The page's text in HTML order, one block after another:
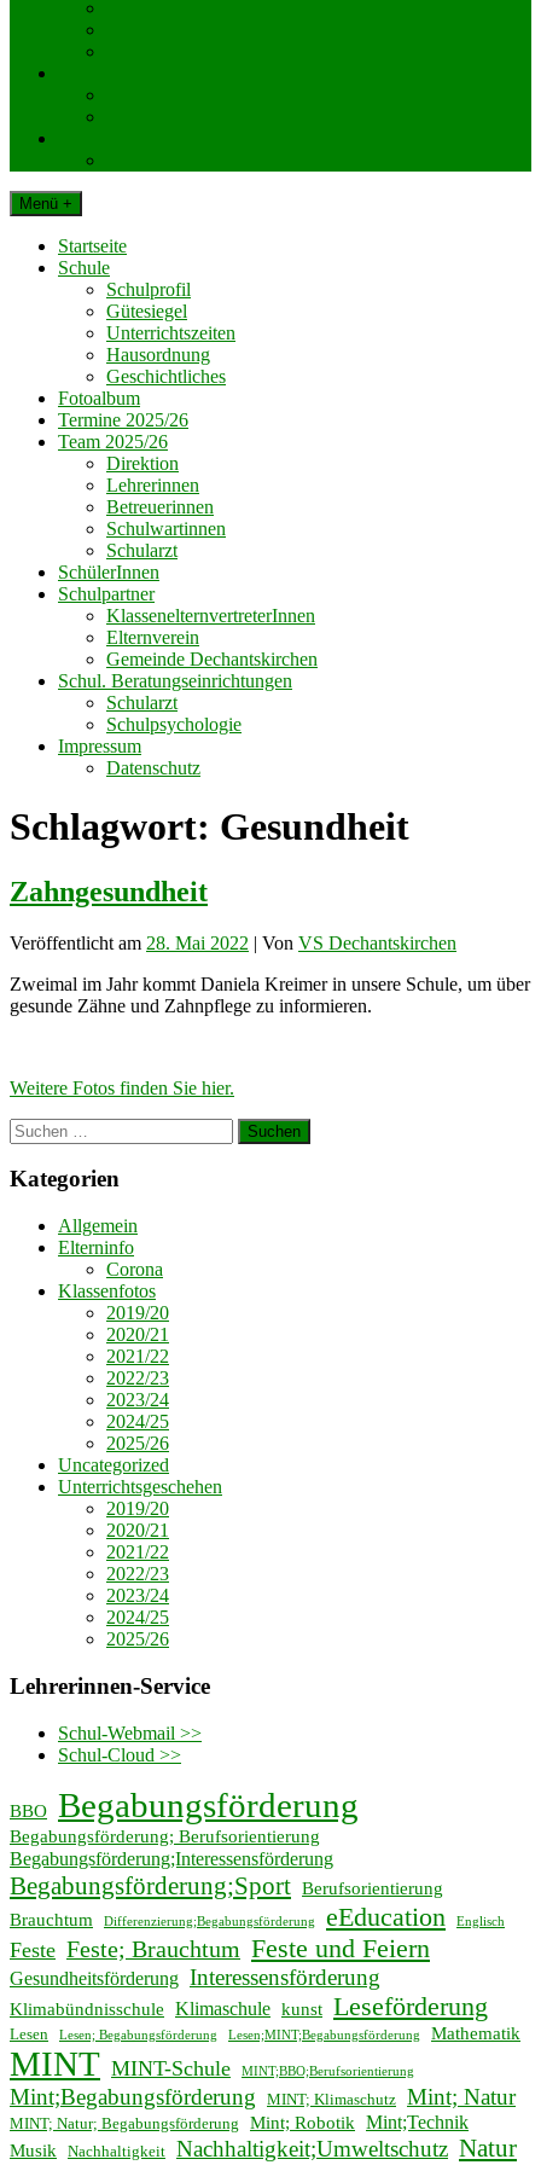
Menü +
Startseite
Schule
Schulprofil
Gütesiegel
Unterrichtszeiten
Hausordnung
Geschichtliches
Fotoalbum
Termine 2025/26
Team 2025/26
Direktion
Lehrerinnen
Betreuerinnen
Schulwartinnen
Schularzt
SchülerInnen
Schulpartner
KlassenelternvertreterInnen
Elternverein
Gemeinde Dechantskirchen
Schul. Beratungseinrichtungen
Schularzt
Schulpsychologie
Impressum
Datenschutz
Schlagwort: Gesundheit
Zahngesundheit
Veröffentlicht am 28. Mai 2022 | Von VS Dechantskirchen
Zweimal im Jahr kommt Daniela Kreimer in unsere Schule, um über
gesunde Zähne und Zahnpflege zu informieren.
Weitere Fotos finden Sie hier.
Suchen
nach:
Kategorien
Allgemein
Elterninfo
Corona
Klassenfotos
2019/20
2020/21
2021/22
2022/23
2023/24
2024/25
2025/26
Uncategorized
Unterrichtsgeschehen
2019/20
2020/21
2021/22
2022/23
2023/24
2024/25
2025/26
Lehrerinnen-Service
Schul-Webmail >>
Schul-Cloud >>
BBO Begabungsförderung
Begabungsförderung; Berufsorientierung
Begabungsförderung;Interessensförderung
Begabungsförderung;Sport Berufsorientierung
Brauchtum
Differenzierung;Begabungsförderung eEducation Englisch
Feste Feste; Brauchtum Feste und Feiern
Gesundheitsförderung Interessensförderung
Klimabündnisschule Klimaschule kunst Leseförderung
Lesen Lesen; Begabungsförderung Lesen;MINT;Begabungsförderung Mathematik
MINT MINT-Schule MINT;BBO;Berufsorientierung
Mint;Begabungsförderung MINT; Klimaschutz Mint; Natur
MINT; Natur; Begabungsförderung Mint; Robotik Mint;Technik
Musik Nachhaltigkeit Nachhaltigkeit;Umweltschutz Natur